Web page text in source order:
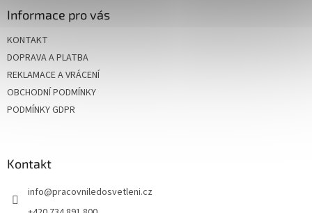
Informace pro vás
KONTAKT
DOPRAVA A PLATBA
REKLAMACE A VRÁCENÍ
OBCHODNÍ PODMÍNKY
PODMÍNKY GDPR
Kontakt
info@pracovniledosvetleni.cz